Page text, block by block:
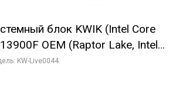
блок KWIK (Intel Core
OEM (Raptor Lake, Intel
co/ 32 ГБ ОЗУ (2
KW-Live0044